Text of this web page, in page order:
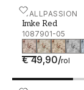
WALLPASSION
Imke Red
1087901-05
€ 49,90/rol
Imke Red -